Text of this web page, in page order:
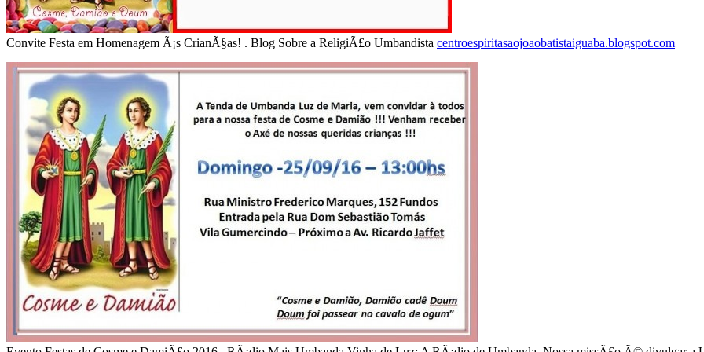
Convite Festa em Homenagem Ã¡s CrianÃ§as! . Blog Sobre a ReligiÃ£o Umbandista centroespiritasaojoaobatistaiguaba.blogspot.com